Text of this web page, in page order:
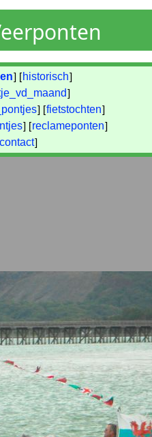
] [ historisch]
]
] [fietstochten]
] [reclameponten]
contact]